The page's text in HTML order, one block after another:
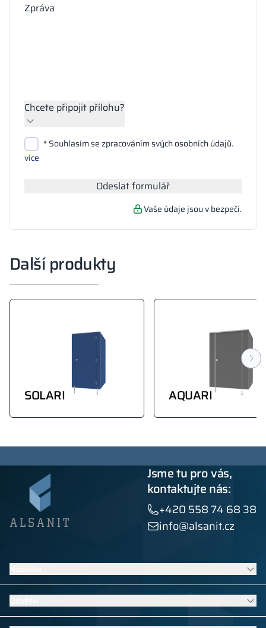
Zpráva
Chcete připojit přílohu?
Přiložit soubory
* Souhlasím se zpracováním svých osobních údajů.
více
Odeslat formulář
Vaše údaje jsou v bezpečí.
Další produkty
SOLARI AQUARI
Jsme tu pro vás,
kontaktujte nás:
+420 558 74 68 38
info@alsanit.cz
Šatní skříňky
Sanitární kabiny
Kontraktní nábytek
Nábytek do škol a mateřských škol